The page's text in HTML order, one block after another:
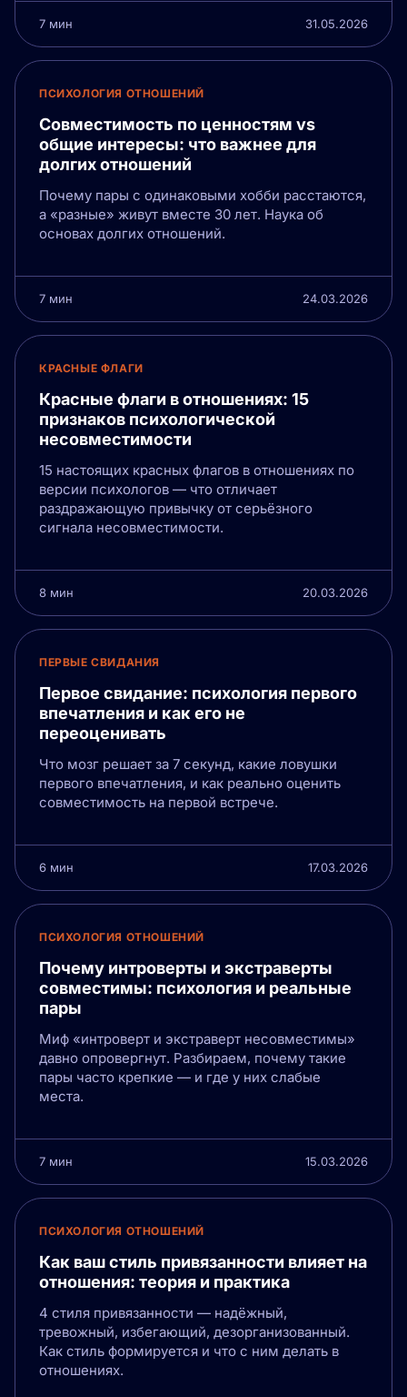
7 мин 31.05.2026
ПСИХОЛОГИЯ ОТНОШЕНИЙ
Совместимость по ценностям vs
общие интересы: что важнее для
долгих отношений
Почему пары с одинаковыми хобби расстаются,
а «разные» живут вместе 30 лет. Наука об
основах долгих отношений.
7 мин 24.03.2026
КРАСНЫЕ ФЛАГИ
Красные флаги в отношениях: 15
признаков психологической
несовместимости
15 настоящих красных флагов в отношениях по
версии психологов — что отличает
раздражающую привычку от серьёзного
сигнала несовместимости.
8 мин 20.03.2026
ПЕРВЫЕ СВИДАНИЯ
Первое свидание: психология первого
впечатления и как его не
переоценивать
Что мозг решает за 7 секунд, какие ловушки
первого впечатления, и как реально оценить
совместимость на первой встрече.
6 мин 17.03.2026
ПСИХОЛОГИЯ ОТНОШЕНИЙ
Почему интроверты и экстраверты
совместимы: психология и реальные
пары
Миф «интроверт и экстраверт несовместимы»
давно опровергнут. Разбираем, почему такие
пары часто крепкие — и где у них слабые
места.
7 мин 15.03.2026
ПСИХОЛОГИЯ ОТНОШЕНИЙ
Как ваш стиль привязанности влияет на
отношения: теория и практика
4 стиля привязанности — надёжный,
тревожный, избегающий, дезорганизованный.
Как стиль формируется и что с ним делать в
отношениях.